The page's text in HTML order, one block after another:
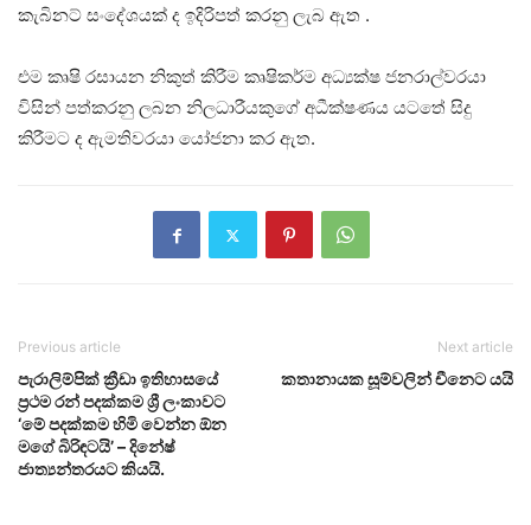
කැබිනට් සංදේශයක් ද ඉදිරිපත් කරනු ලැබ ඇත .
එම කෘෂි රසායන නිකුත් කිරීම කෘෂිකර්ම අධ්‍යක්ෂ ජනරාල්වරයා
විසින් පත්කරනු ලබන නිලධාරීයකුගේ අධීක්ෂණය යටතේ සිදු
කිරීමට ද ඇමතිවරයා යෝජනා කර ඇත.
Previous article
පැරාලිම්පික් ක්‍රීඩා ඉතිහාසයේ
ප්‍රථම රන් පදක්කම ශ්‍රී ලංකාවට
‘මේ පදක්කම හිමි වෙන්න ඕන
මගේ බිරිඳටයි’ – දිනේෂ්
ජාත්‍යන්තරයට කියයි.
Next article
කතානායක සූම්වලින් චීනෙට යයි